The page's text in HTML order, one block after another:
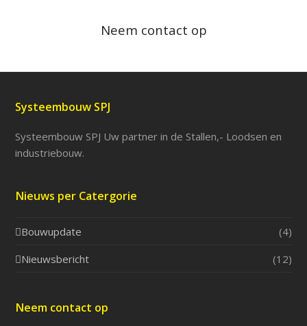
Neem contact op
Systeembouw SPJ
Systeembouw SPJ Uw partner in de Stallen,- Loodsen en
industriebouw.
Nieuws per Catergorie
Bouwupdate
(4)
Nieuwsbericht
(12)
Neem contact op